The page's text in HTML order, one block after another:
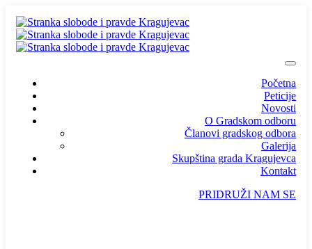
Početna
Peticije
Novosti
O Gradskom odboru
Članovi gradskog odbora
Galerija
Skupština grada Kragujevca
Kontakt
PRIDRUŽI NAM SE